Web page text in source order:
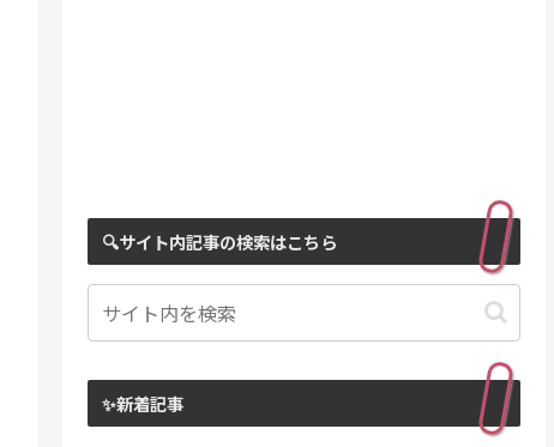
🔍サイト内記事の検索はこちら
✨新着記事